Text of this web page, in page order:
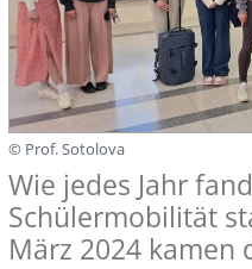
© Prof. Sotolova
Wie jedes Jahr
Schülermobilität
März 2024 kamen